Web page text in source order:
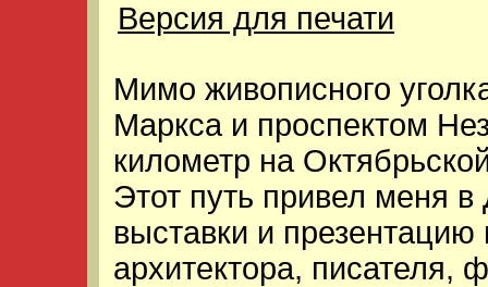
Версия для печати
Мимо живописного
Маркса и проспектом
километр на
Этот путь привел меня
выставки и
архитектора, писателя,